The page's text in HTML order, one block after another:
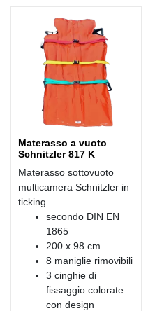
Materasso a vuoto
Schnitzler 817 K
Materasso sottovuoto
multicamera Schnitzler in
ticking
secondo DIN EN
1865
200 x 98 cm
8 maniglie rimovibili
3 cinghie di
fissaggio colorate
con design